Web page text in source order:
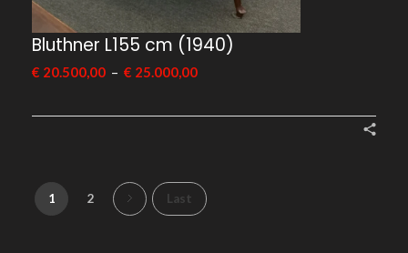
Bluthner L155 cm (1940)
€ 20.500,00 – € 25.000,00
1 2 Last